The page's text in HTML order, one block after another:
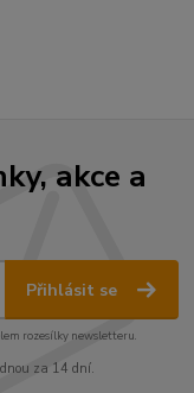
akce a
Přihlásit se
rozesílky newsletteru.
za 14 dní.